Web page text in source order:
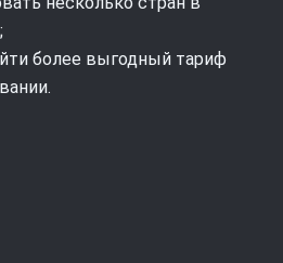
более выгодный тариф